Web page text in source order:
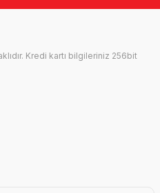
Kredi kartı bilgileriniz 256bit